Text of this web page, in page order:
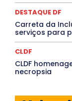
DESTAQUE DF
Carreta da
serviços para
CLDF
CLDF
necropsia